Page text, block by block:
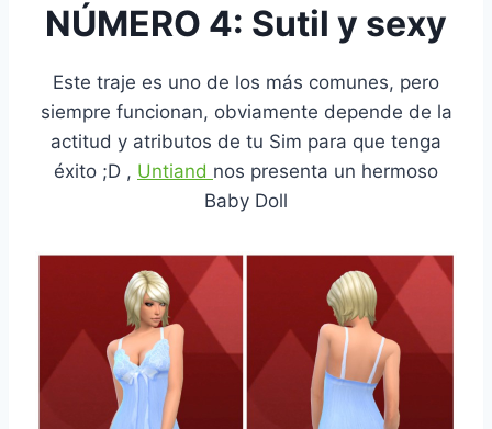
NÚMERO 4: Sutil y sexy
Este traje es uno de los más comunes, pero
siempre funcionan, obviamente depende de la
actitud y atributos de tu Sim para que tenga
éxito ;D , Untiand nos presenta un hermoso
Baby Doll